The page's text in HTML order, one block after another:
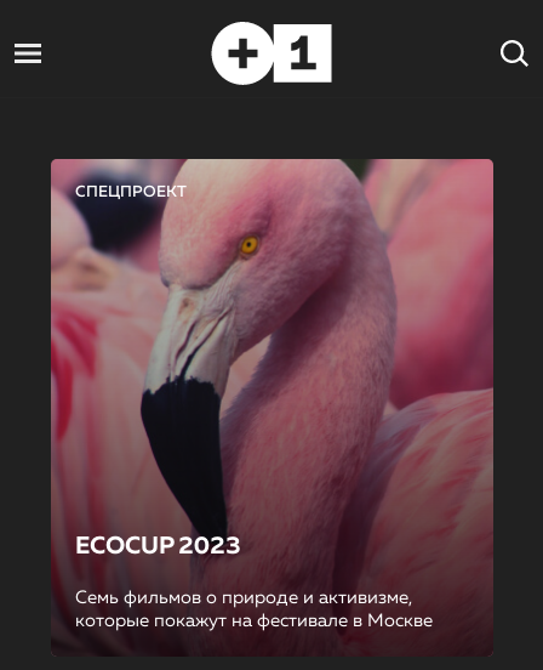
СПЕЦПРОЕКТ
ECOCUP 2023
Семь фильмов о природе и активизме,
которые покажут на фестивале в Москве